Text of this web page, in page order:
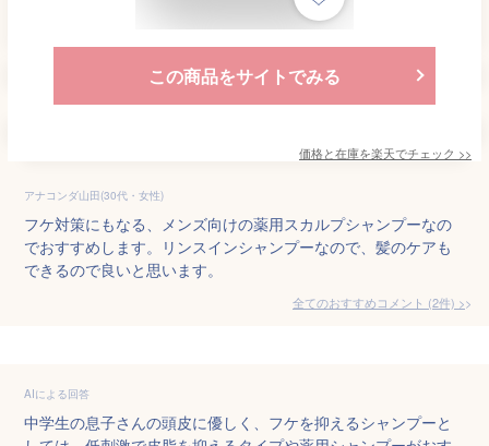
この商品をサイトでみる
価格と在庫を楽天でチェック >>
アナコンダ山田(30代・女性)
フケ対策にもなる、メンズ向けの薬用スカルプシャンプーなの
でおすすめします。リンスインシャンプーなので、髪のケアも
できるので良いと思います。
全てのおすすめコメント (2件) >
AIによる回答
中学生の息子さんの頭皮に優しく、フケを抑えるシャンプーと